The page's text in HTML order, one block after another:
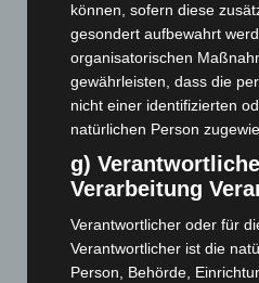
Niedersachsen:
Waldbrandeinsatz aus Spanien
7. August 2026
Hannover: Erste Tigermücken-
entdeckt
7. August 2026
Brand im „Haus der
eingedämmt
6. August 2026
können, sofern diese
gesondert aufbewahrt
organisatorischen
gewährleisten, dass die
nicht einer identifizierten
natürlichen Person
g)
Verarbeitung
Verantwortlicher oder für
Verantwortlicher ist die
Person, Behörde,